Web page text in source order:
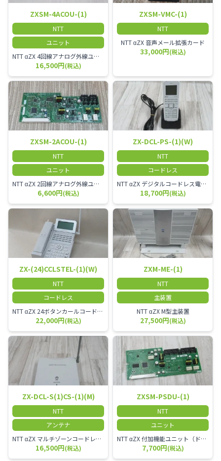
ZXSM-4ACOU-(1)
NTT
ユニット
NTT αZX 4回線アナログ外線ユニット アナログ4ch収容ユニット
16,500円(税込)
ZXSM-VMC-(1)
NTT
NTT αZX 音声メール拡張カード
33,000円(税込)
ZXSM-2ACOU-(1)
NTT
ユニット
NTT αZX 2回線アナログ外線ユニット
6,600円(税込)
ZX-DCL-PS-(1)(W)
NTT
コードレス
NTT αZX デジタルコードレス電話機 対応主装置及びアンテナを使用してご利用いただけます。 特に工場や倉庫等、オフィスから離れたところで作業をされている方に適しています。
18,700円(税込)
ZX-(24)CCLSTEL-(1)(W)
NTT
コードレス
NTT αZX 24ボタンカールコードレス電話機 無線タイプ、電話機と子機が離れるタイプのカールコードレス電話機です。 決裁者様等、オフィス内を頻繁に動かれる方のご使用が多いです。
22,000円(税込)
ZXM-ME-(1)
NTT
主装置
NTT αZX M型主装置
27,500円(税込)
ZX-DCL-S(1)CS-(1)(M)
NTT
アンテナ
NTT αZX マルチゾーンコードレススターアンテナ(マスター)
16,500円(税込)
ZXSM-PSDU-(1)
NTT
ユニット
NTT αZX 付加機能ユニット（ドアホンなど）
7,700円(税込)